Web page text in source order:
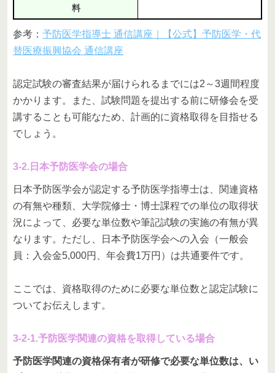
料
参考： 予防医学指導士 通信講座｜【公式】予防医学・代
替医療振興協会 通信講座
認定試験の審査結果が届けられるまでには2～3週間程度
かかります。また、試験問題を提出する前に研修会を受
講することも可能なため、計画的に資格取得を目指せる
でしょう。
3-2.日本予防医学会の場合
日本予防医学会が認定する予防医学指導士は、関連資格
の有無や種類、大学院修士・博士課程での単位の取得状
況によって、必要な単位数や筆記試験の実施の有無が異
なります。ただし、日本予防医学会への入会（一般会
員：入会金5,000円、年会費1万円）は共通要件です。
ここでは、資格取得のために必要な単位数と認定試験に
ついてお伝えします。
3-2-1.予防医学関連の資格を取得している場合
予防医学関連の資格保有者が研修で必要な単位数は、い